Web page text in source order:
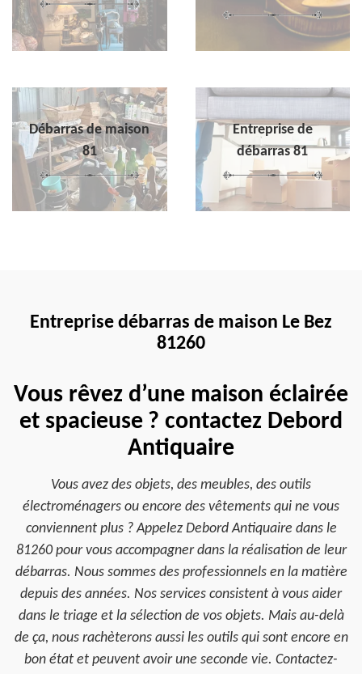
Débarras de maison
81
Entreprise de
débarras 81
Entreprise débarras de maison Le Bez
81260
Vous rêvez d’une maison éclairée
et spacieuse ? contactez Debord
Antiquaire
Vous avez des objets, des meubles, des outils
électroménagers ou encore des vêtements qui ne vous
conviennent plus ? Appelez Debord Antiquaire dans le
81260 pour vous accompagner dans la réalisation de leur
débarras. Nous sommes des professionnels en la matière
depuis des années. Nos services consistent à vous aider
dans le triage et la sélection de vos objets. Mais au-delà
de ça, nous rachèterons aussi les outils qui sont encore en
bon état et peuvent avoir une seconde vie. Contactez-